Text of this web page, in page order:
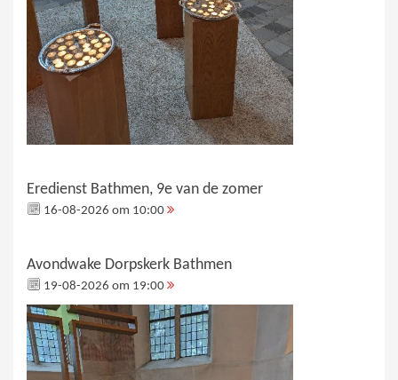
Eredienst Bathmen, 9e van de zomer
16-08-2026 om 10:00
Avondwake Dorpskerk Bathmen
19-08-2026 om 19:00